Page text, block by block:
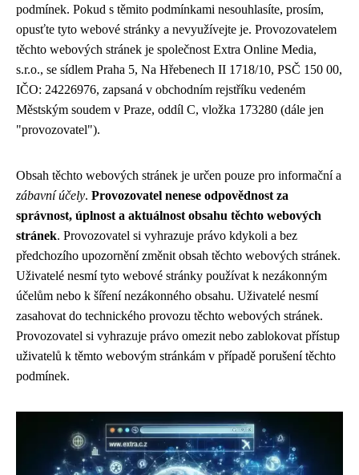
podmínek. Pokud s těmito podmínkami nesouhlasíte, prosím,
opusťte tyto webové stránky a nevyužívejte je. Provozovatelem
těchto webových stránek je společnost Extra Online Media,
s.r.o., se sídlem Praha 5, Na Hřebenech II 1718/10, PSČ 150 00,
IČO: 24226976, zapsaná v obchodním rejstříku vedeném
Městským soudem v Praze, oddíl C, vložka 173280 (dále jen
"provozovatel").
Obsah těchto webových stránek je určen pouze pro informační a
zábavní účely. Provozovatel nenese odpovědnost za
správnost, úplnost a aktuálnost obsahu těchto webových
stránek. Provozovatel si vyhrazuje právo kdykoli a bez
předchozího upozornění změnit obsah těchto webových stránek.
Uživatelé nesmí tyto webové stránky používat k nezákonným
účelům nebo k šíření nezákonného obsahu. Uživatelé nesmí
zasahovat do technického provozu těchto webových stránek.
Provozovatel si vyhrazuje právo omezit nebo zablokovat přístup
uživatelů k těmto webovým stránkám v případě porušení těchto
podmínek.